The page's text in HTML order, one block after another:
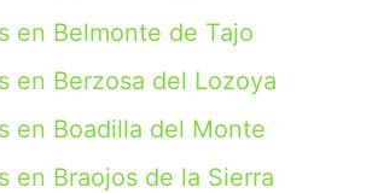
en Belmonte de Tajo
en Berzosa del Lozoya
en Boadilla del Monte
en Braojos de la Sierra